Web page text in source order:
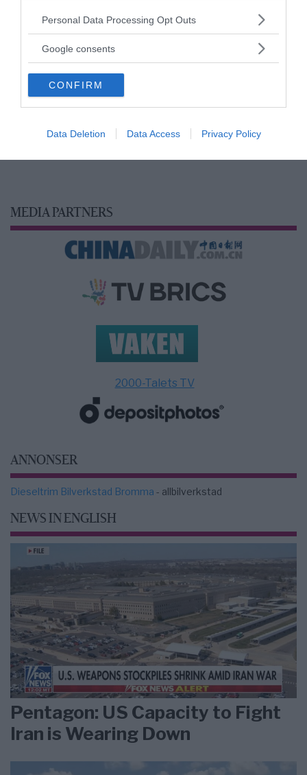
Please note that this website/app uses one or more Google
not limited to your visit or usage behaviour. You may click to
use your data for below specified purposes in below Google
consent section.
Personal Data Processing Opt Outs
Google consents
CONFIRM
Data Deletion Data Access Privacy Policy
MEDIA PARTNERS
2000-Talets TV
ANNONSER
Dieseltrim Bilverkstad Bromma - allbilverkstad
NEWS IN ENGLISH
Pentagon: US Capacity to Fight
Iran is Wearing Down